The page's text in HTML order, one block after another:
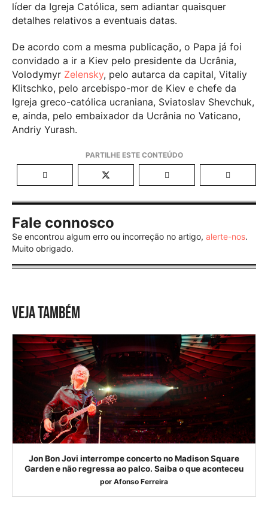
líder da Igreja Católica, sem adiantar quaisquer
detalhes relativos a eventuais datas.
De acordo com a mesma publicação, o Papa já foi
convidado a ir a Kiev pelo presidente da Ucrânia,
Volodymyr Zelensky, pelo autarca da capital, Vitaliy
Klitschko, pelo arcebispo-mor de Kiev e chefe da
Igreja greco-católica ucraniana, Sviatoslav Shevchuk,
e, ainda, pelo embaixador da Ucrânia no Vaticano,
Andriy Yurash.
Fale connosco
Se encontrou algum erro ou incorreção no artigo, alerte-nos.
Muito obrigado.
VEJA TAMBÉM
Jon Bon Jovi interrompe concerto no Madison Square
Garden e não regressa ao palco. Saiba o que aconteceu
por Afonso Ferreira